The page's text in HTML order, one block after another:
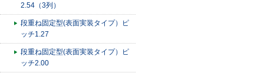
2.54（3列）
段重ね固定型(表面実装タイプ）ピ
ッチ1.27
段重ね固定型(表面実装タイプ）ピ
ッチ2.00